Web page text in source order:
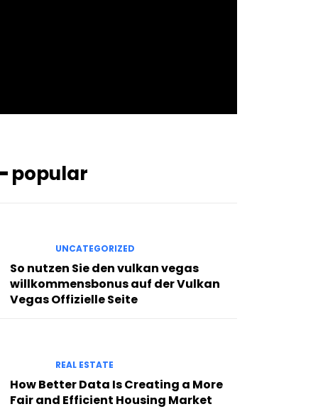
popular
UNCATEGORIZED
So nutzen Sie den vulkan vegas
willkommensbonus auf der Vulkan
Vegas Offizielle Seite
REAL ESTATE
How Better Data Is Creating a More
Fair and Efficient Housing Market